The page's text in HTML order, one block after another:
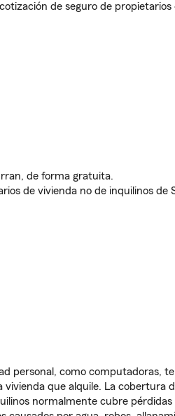
de seguro de propietarios
de forma gratuita.
de vivienda no de inquilinos de
personal, como computadoras,
que alquile. La cobertura
normalmente cubre pérdidas